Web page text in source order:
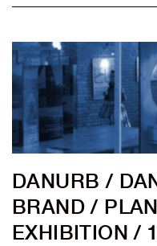
DANURB /
BRAND /
EXHIBITION /